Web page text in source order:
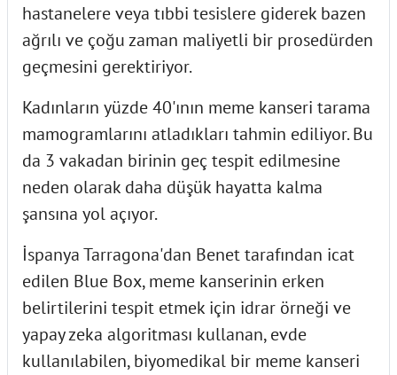
hastanelere veya tıbbi tesislere giderek bazen
ağrılı ve çoğu zaman maliyetli bir prosedürden
geçmesini gerektiriyor.
Kadınların yüzde 40'ının meme kanseri tarama
mamogramlarını atladıkları tahmin ediliyor. Bu
da 3 vakadan birinin geç tespit edilmesine
neden olarak daha düşük hayatta kalma
şansına yol açıyor.
İspanya Tarragona'dan Benet tarafından icat
edilen Blue Box, meme kanserinin erken
belirtilerini tespit etmek için idrar örneği ve
yapay zeka algoritması kullanan, evde
kullanılabilen, biyomedikal bir meme kanseri